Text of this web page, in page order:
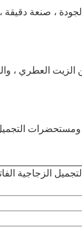
، صنعة
العطري ،
ومستحضرات